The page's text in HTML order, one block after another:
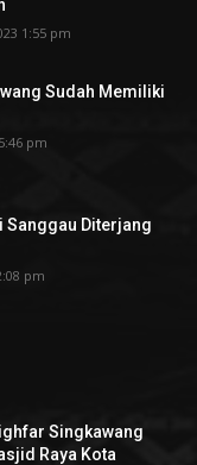
1:55 pm
Sudah Memiliki
pm
Sanggau Diterjang
pm
Singkawang
Raya Kota